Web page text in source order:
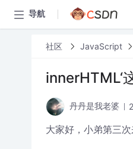
导航
社区 JavaScript
innerHTML‘
丹丹是我老婆
大家好，小弟第三